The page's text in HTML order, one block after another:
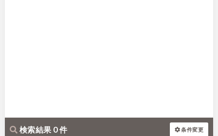
検索結果 0 件 条件変更